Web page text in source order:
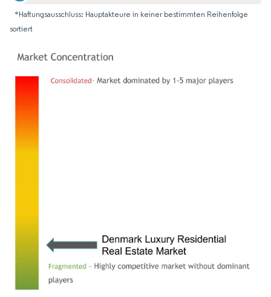
*Haftungsausschluss: Hauptakteure in keiner bestimmten Reihenfolge
sortiert